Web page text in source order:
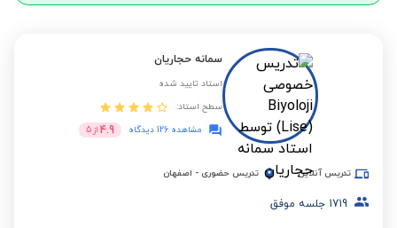
سمانه حجاریان
استاد تایید شده
سطح استاد:
مشاهده 126 دیدگاه
4.9 از 5
تدریس آنلاین تدریس حضوری - اصفهان
1719 جلسه موفق